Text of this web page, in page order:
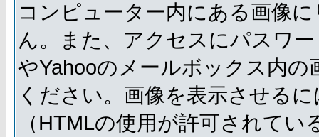
コンピューター内にある画像
ん。また、アクセスにパスワ
やYahooのメールボックス内
ください。画像を表示させる
（HTMLの使用が許可されて